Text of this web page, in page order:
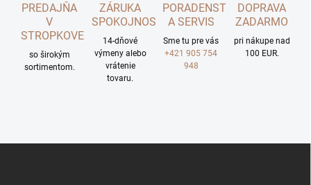
PREDAJŇA
V
STROPKOVE
so širokým
sortimentom.
ZÁRUKA
SPOKOJNOSTI
14-dňové
výmeny alebo
vrátenie
tovaru.
PORADENSTVO
A SERVIS
Sme tu pre vás
+421 905 754
948
DOPRAVA
ZADARMO
pri nákupe nad
100 EUR.